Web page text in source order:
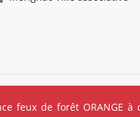
feux de forêt ORANGE
légales Salle de presse